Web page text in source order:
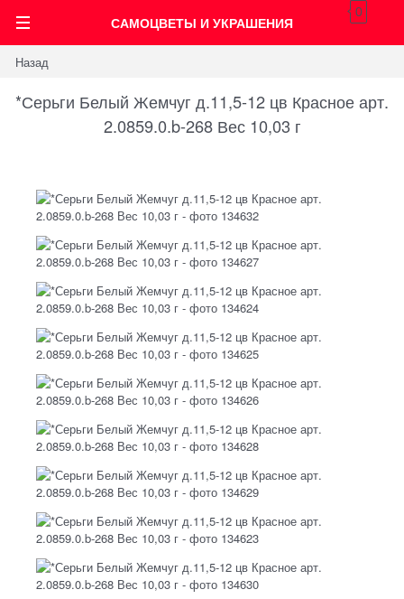
САМОЦВЕТЫ И УКРАШЕНИЯ
0
Назад
*Серьги Белый Жемчуг д.11,5-12 цв Красное арт.
2.0859.0.b-268 Вес 10,03 г